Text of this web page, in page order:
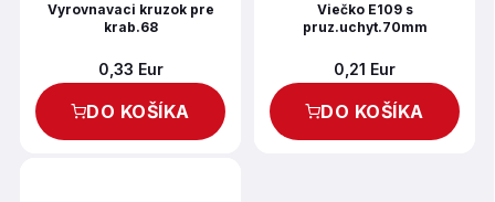
Vyrovnavaci kruzok pre
krab.68
0,33 Eur
DO KOŠÍKA
Viečko E109 s
pruz.uchyt.70mm
0,21 Eur
DO KOŠÍKA